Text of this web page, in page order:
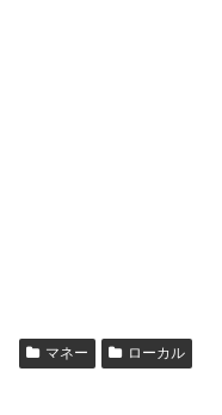
マネー ローカル